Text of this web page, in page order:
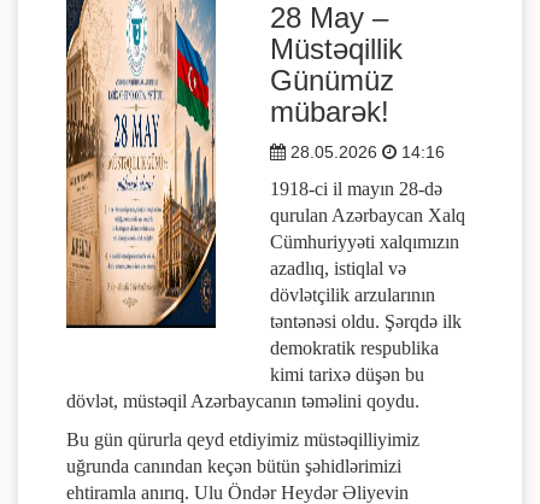
28 May –
Müstəqillik
Günümüz
mübarək!
28.05.2026 14:16
1918-ci il mayın 28-də
qurulan Azərbaycan Xalq
Cümhuriyyəti xalqımızın
azadlıq, istiqlal və
dövlətçilik arzularının
təntənəsi oldu. Şərqdə ilk
demokratik respublika
kimi tarixə düşən bu
dövlət, müstəqil Azərbaycanın təməlini qoydu.
Bu gün qürurla qeyd etdiyimiz müstəqilliyimiz
uğrunda canından keçən bütün şəhidlərimizi
ehtiramla anırıq. Ulu Öndər Heydər Əliyevin